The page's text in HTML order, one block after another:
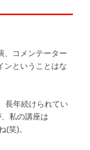
、コメンテーター
ンということはな
長年続けられてい
私の講座は
(笑)。